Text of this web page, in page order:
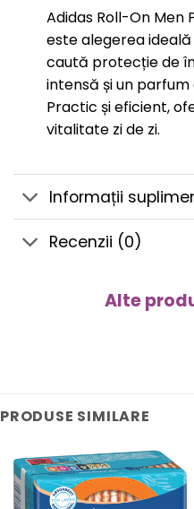
Adidas Roll-On Men
este alegerea
caută protecție de
intensă și un
Practic și eficient,
vitalitate zi de zi.
Informații
Recenzii (0)
Alte
PRODUSE SIMILARE